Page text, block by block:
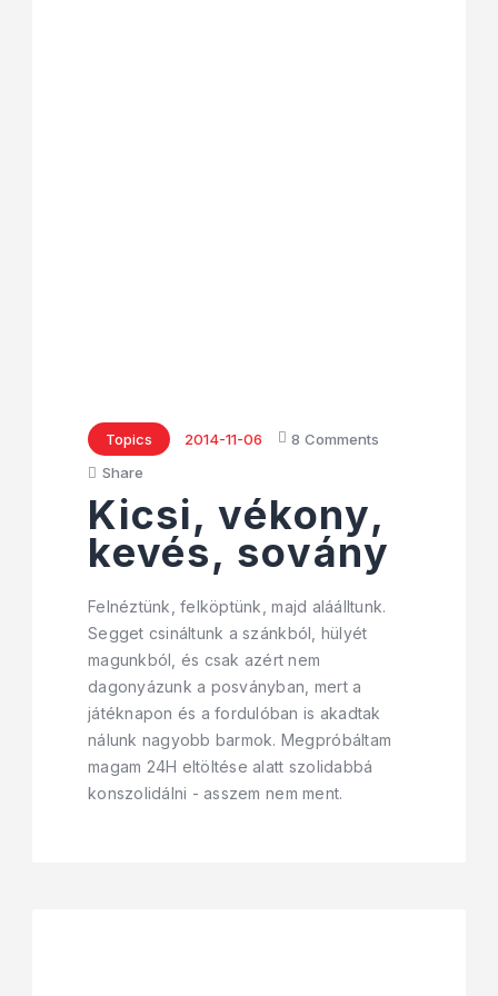
Topics 2014-11-06 8 Comments
Share
Kicsi, vékony,
kevés, sovány
Felnéztünk, felköptünk, majd aláálltunk.
Segget csináltunk a szánkból, hülyét
magunkból, és csak azért nem
dagonyázunk a posványban, mert a
játéknapon és a fordulóban is akadtak
nálunk nagyobb barmok. Megpróbáltam
magam 24H eltöltése alatt szolidabbá
konszolidálni - asszem nem ment.